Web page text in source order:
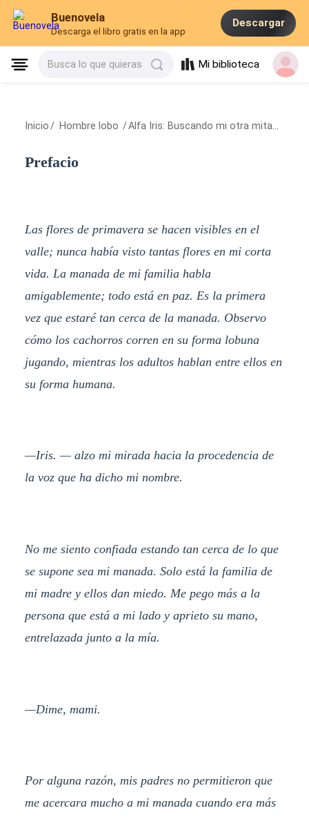
Buenovela
Descarga el libro gratis en la app
Descargar
Busca lo que quieras Mi biblioteca
Inicio / Hombre lobo /Alfa Iris: Buscando mi otra mitad
Prefacio
Las flores de primavera se hacen visibles en el
valle; nunca había visto tantas flores en mi corta
vida. La manada de mi familia habla
amigablemente; todo está en paz. Es la primera
vez que estaré tan cerca de la manada. Observo
cómo los cachorros corren en su forma lobuna
jugando, mientras los adultos hablan entre ellos en
su forma humana.
—Iris. — alzo mi mirada hacia la procedencia de
la voz que ha dicho mi nombre.
No me siento confiada estando tan cerca de lo que
se supone sea mi manada. Solo está la familia de
mi madre y ellos dan miedo. Me pego más a la
persona que está a mi lado y aprieto su mano,
entrelazada junto a la mía.
—Dime, mami.
Por alguna razón, mis padres no permitieron que
me acercara mucho a mi manada cuando era más